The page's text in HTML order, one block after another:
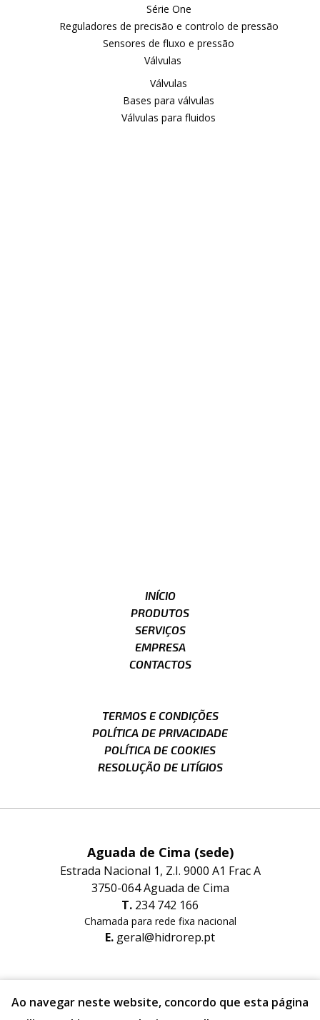
Série One
Reguladores de precisão e controlo de pressão
Sensores de fluxo e pressão
Válvulas
Válvulas
Bases para válvulas
Válvulas para fluidos
Ao navegar neste website, concordo que esta página
INÍCIO
PRODUTOS
SERVIÇOS
EMPRESA
CONTACTOS
TERMOS E CONDIÇÕES
POLÍTICA DE PRIVACIDADE
POLÍTICA DE COOKIES
RESOLUÇÃO DE LITÍGIOS
Aguada de Cima (sede)
Estrada Nacional 1, Z.I. 9000 A1 Frac A
3750-064 Aguada de Cima
234 742 166
Chamada para rede fixa nacional
geral@hidrorep.pt
Estrada Nacional nº1 Lugar do Areeiro